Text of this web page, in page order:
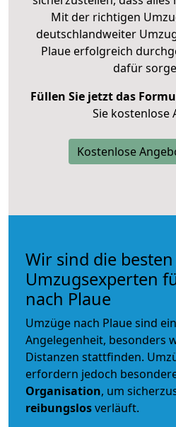
Mit der richtigen
deutschlandweiter
Plaue erfolgreich
dafür
Füllen Sie jetzt das
Sie kostenlose
Kostenlose
Wir sind die besten
Umzugsexperten
nach Plaue
Umzüge nach Plaue sind
Angelegenheit, besonders
Distanzen stattfinden.
erfordern jedoch
Organisation, um
reibungslosverläuft.